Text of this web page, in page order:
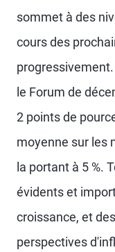
sommet à des
cours des
le Forum de
2 points de
moyenne sur les
la portant à 5 %.
évidents et
croissance, et
perspectives